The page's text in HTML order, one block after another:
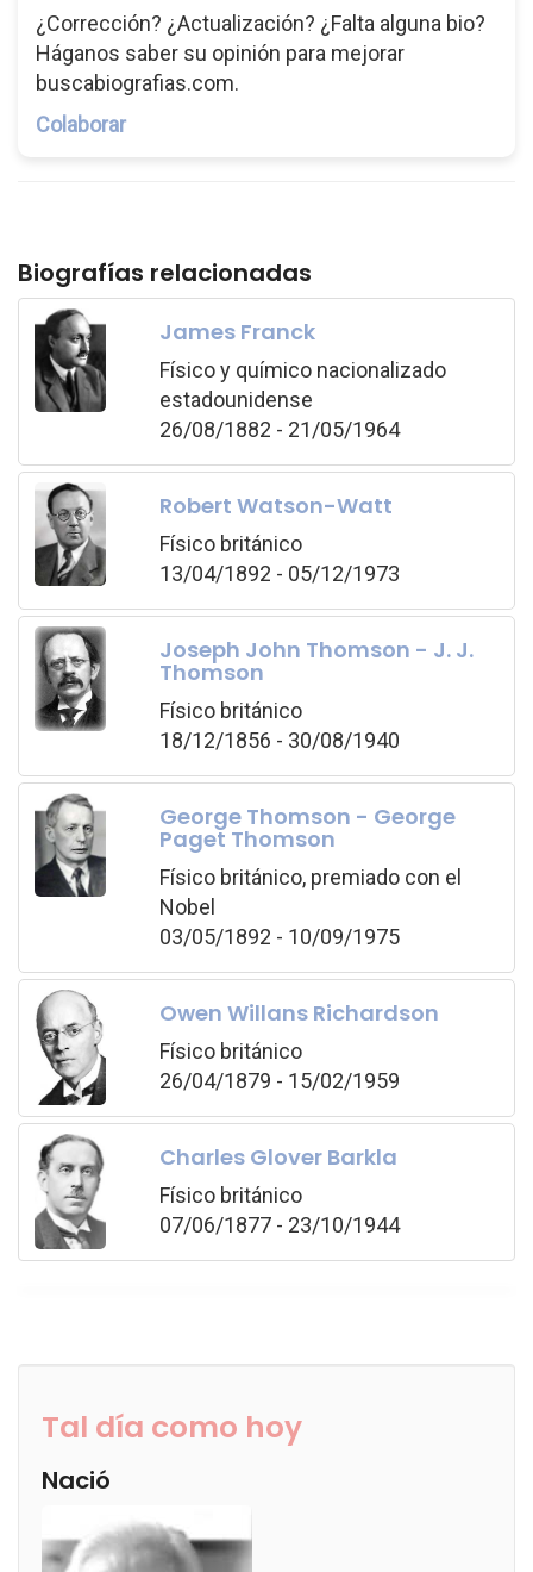
¿Corrección? ¿Actualización? ¿Falta alguna bio?
Háganos saber su opinión para mejorar
buscabiografias.com.
Colaborar
Biografías relacionadas
James Franck
Físico y químico nacionalizado
estadounidense
26/08/1882 - 21/05/1964
Robert Watson-Watt
Físico británico
13/04/1892 - 05/12/1973
Joseph John Thomson - J. J.
Thomson
Físico británico
18/12/1856 - 30/08/1940
George Thomson - George
Paget Thomson
Físico británico, premiado con el
Nobel
03/05/1892 - 10/09/1975
Owen Willans Richardson
Físico británico
26/04/1879 - 15/02/1959
Charles Glover Barkla
Físico británico
07/06/1877 - 23/10/1944
Tal día como hoy
Nació